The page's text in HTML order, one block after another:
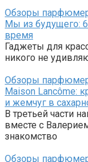
Обзоры
Мы из будущего:
время
Гаджеты для
никого не
Обзоры
Maison Lancôme:
и жемчуг в
В третьей части
вместе с
знакомство
Обзоры